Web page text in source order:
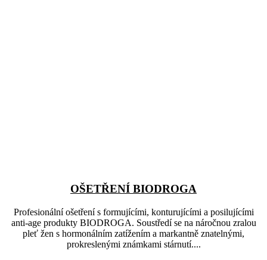
OŠETŘENÍ BIODROGA
Profesionální ošetření s formujícími, konturujícími a posilujícími
anti-age produkty BIODROGA. Soustředí se na náročnou zralou
pleť žen s hormonálním zatížením a markantně znatelnými,
prokreslenými známkami stárnutí....